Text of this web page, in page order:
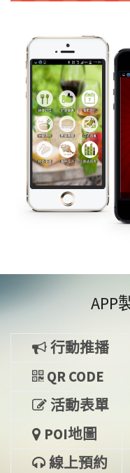
APP
行動推播
QR CODE
活動表單
POI地圖
線上預約